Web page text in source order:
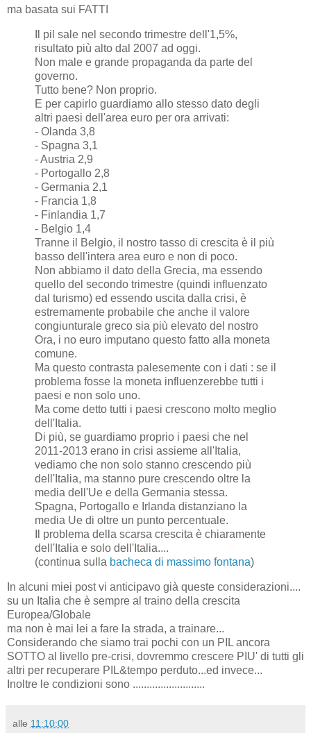
ma basata sui FATTI
Il pil sale nel secondo trimestre dell'1,5%,
risultato più alto dal 2007 ad oggi.
Non male e grande propaganda da parte del
governo.
Tutto bene? Non proprio.
E per capirlo guardiamo allo stesso dato degli
altri paesi dell'area euro per ora arrivati:
- Olanda 3,8
- Spagna 3,1
- Austria 2,9
- Portogallo 2,8
- Germania 2,1
- Francia 1,8
- Finlandia 1,7
- Belgio 1,4
Tranne il Belgio, il nostro tasso di crescita è il più
basso dell'intera area euro e non di poco.
Non abbiamo il dato della Grecia, ma essendo
quello del secondo trimestre (quindi influenzato
dal turismo) ed essendo uscita dalla crisi, è
estremamente probabile che anche il valore
congiunturale greco sia più elevato del nostro
Ora, i no euro imputano questo fatto alla moneta
comune.
Ma questo contrasta palesemente con i dati : se il
problema fosse la moneta influenzerebbe tutti i
paesi e non solo uno.
Ma come detto tutti i paesi crescono molto meglio
dell'Italia.
Di più, se guardiamo proprio i paesi che nel
2011-2013 erano in crisi assieme all'Italia,
vediamo che non solo stanno crescendo più
dell'Italia, ma stanno pure crescendo oltre la
media dell'Ue e della Germania stessa.
Spagna, Portogallo e Irlanda distanziano la
media Ue di oltre un punto percentuale.
Il problema della scarsa crescita è chiaramente
dell'Italia e solo dell'Italia....
(continua sulla bacheca di massimo fontana)
In alcuni miei post vi anticipavo già queste considerazioni....
su un Italia che è sempre al traino della crescita
Europea/Globale
ma non è mai lei a fare la strada, a trainare...
Considerando che siamo trai pochi con un PIL ancora
SOTTO al livello pre-crisi, dovremmo crescere PIU' di tutti gli
altri per recuperare PIL&tempo perduto...ed invece...
Inoltre le condizioni sono ..........................
alle 11:10:00